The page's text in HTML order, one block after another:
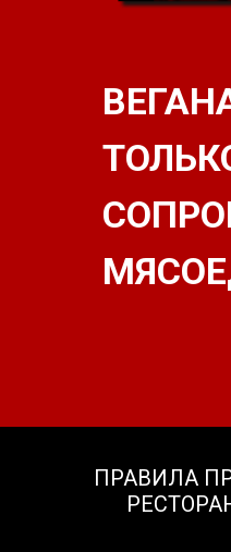
ПРАВИЛА